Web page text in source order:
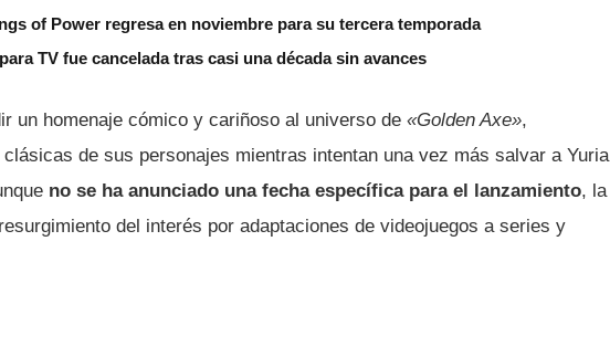
of Power regresa en noviembre para su tercera temporada
TV fue cancelada tras casi una década sin avances
un homenaje cómico y cariñoso al universo de «Golden Axe»,
de sus personajes mientras intentan una vez más salvar a Yuria
no se ha anunciado una fecha específica para el lanzamiento, la
del interés por adaptaciones de videojuegos a series y